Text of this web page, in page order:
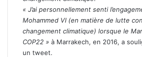
« J’ai personnellement senti
Mohammed VI (en matière de lutte
changement climatique) lorsque le
COP22 » à Marrakech, en 2016, a
un tweet.